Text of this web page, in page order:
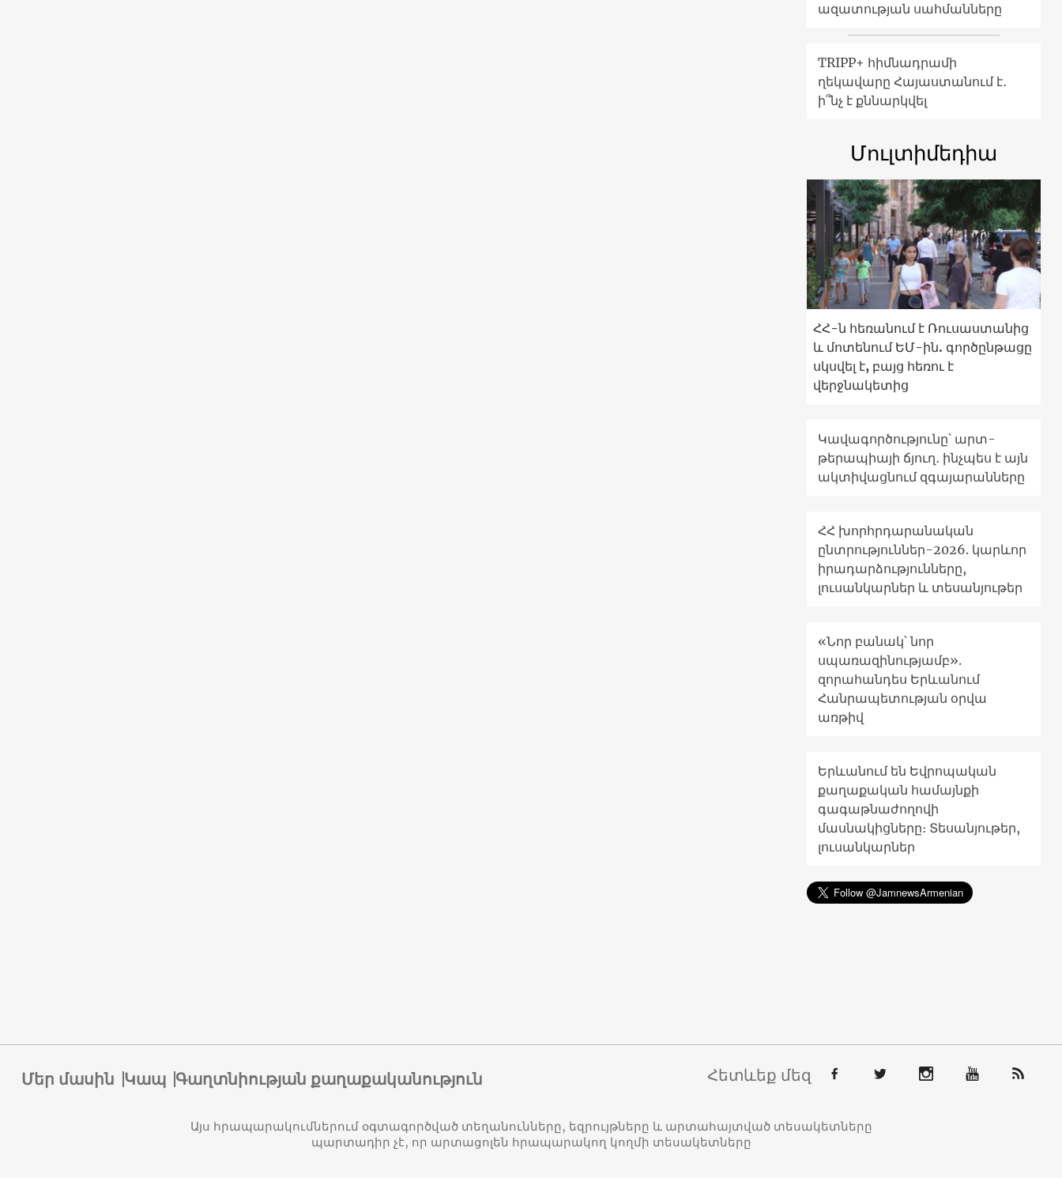
ազատության սահմանները
TRIPP+ հիմնադրամի
ղեկավարը Հայաստանում է․
ի՞նչ է քննարկվել
Մուլտիմեդիա
ՀՀ-ն հեռանում է Ռուսաստանից
և մոտենում ԵՄ-ին. գործընթացը
սկսվել է, բայց հեռու է
վերջնակետից
Կավագործությունը՝ արտ-
թերապիայի ճյուղ․ ինչպես է այն
ակտիվացնում զգայարանները
ՀՀ խորհրդարանական
ընտրություններ-2026. կարևոր
իրադարձությունները,
լուսանկարներ և տեսանյութեր
«Նոր բանակ՝ նոր
սպառազինությամբ».
զորահանդես Երևանում
Հանրապետության օրվա
առթիվ
Երևանում են Եվրոպական
քաղաքական համայնքի
գագաթնաժողովի
մասնակիցները։ Տեսանյութեր,
լուսանկարներ
Մեր մասին Կապ Գաղտնիության քաղաքականություն Հետևեք մեզ
Այս հրապարակումներում օգտագործված տեղանունները, եզրույթները և արտահայտված տեսակետները
պարտադիր չէ, որ արտացոլեն հրապարակող կողմի տեսակետները